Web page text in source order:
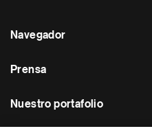
Navegador
Prensa
Nuestro portafolio